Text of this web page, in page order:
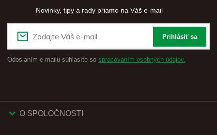
Novinky, tipy a rady priamo na Váš e-mail
Prihlásiť sa
Odoslaním e-mailu súhlasíte so spracovaním osobných údajov.
O SPOLOČNOSTI